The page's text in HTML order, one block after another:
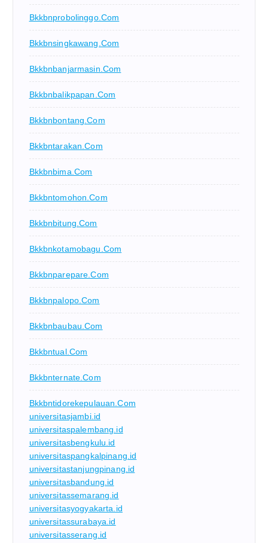
Bkkbnprobolinggo.com
Bkkbnsingkawang.com
Bkkbnbanjarmasin.com
Bkkbnbalikpapan.com
Bkkbnbontang.com
Bkkbntarakan.com
Bkkbnbima.com
Bkkbntomohon.com
Bkkbnbitung.com
Bkkbnkotamobagu.com
Bkkbnparepare.com
Bkkbnpalopo.com
Bkkbnbaubau.com
Bkkbntual.com
Bkkbnternate.com
Bkkbntidorekepulauan.com
universitasjambi.id
universitaspalembang.id
universitasbengkulu.id
universitaspangkalpinang.id
universitastanjungpinang.id
universitasbandung.id
universitassemarang.id
universitasyogyakarta.id
universitassurabaya.id
universitasserang.id